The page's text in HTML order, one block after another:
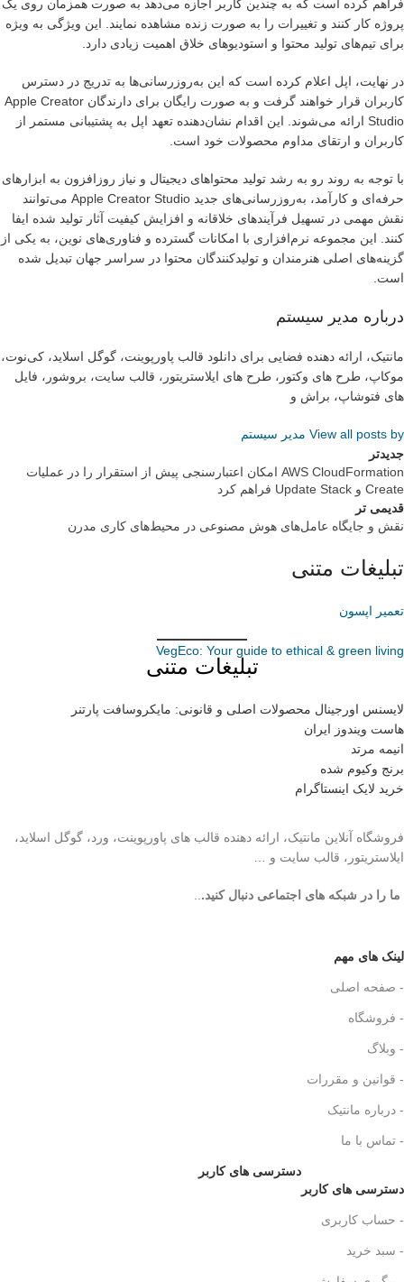
فراهم کرده است که به چندین کاربر اجازه می‌دهد به صورت همزمان روی یک
پروژه کار کنند و تغییرات را به صورت زنده مشاهده نمایند. این ویژگی به ویژه
برای تیم‌های تولید محتوا و استودیوهای خلاق اهمیت زیادی دارد.
در نهایت، اپل اعلام کرده است که این به‌روزرسانی‌ها به تدریج در دسترس
کاربران قرار خواهند گرفت و به صورت رایگان برای دارندگان Apple Creator
Studio ارائه می‌شوند. این اقدام نشان‌دهنده تعهد اپل به پشتیبانی مستمر از
کاربران و ارتقای مداوم محصولات خود است.
با توجه به روند رو به رشد تولید محتواهای دیجیتال و نیاز روزافزون به ابزارهای
حرفه‌ای و کارآمد، به‌روزرسانی‌های جدید Apple Creator Studio می‌توانند
نقش مهمی در تسهیل فرآیندهای خلاقانه و افزایش کیفیت آثار تولید شده ایفا
کنند. این مجموعه نرم‌افزاری با امکانات گسترده و فناوری‌های نوین، به یکی از
گزینه‌های اصلی هنرمندان و تولیدکنندگان محتوا در سراسر جهان تبدیل شده
است.
درباره مدیر سیستم
مانتیک، ارائه دهنده فضایی برای دانلود قالب پاورپوینت، گوگل اسلاید، کی‌نوت،
موکاپ، طرح های وکتور، طرح های ایلاستریتور، قالب سایت، بروشور، فایل
های فتوشاپ، براش و
View all posts by مدیر سیستم
جدیدتر
AWS CloudFormation امکان اعتبارسنجی پیش از استقرار را در عملیات
Create و Update Stack فراهم کرد
قدیمی تر
نقش و جایگاه عامل‌های هوش مصنوعی در محیط‌های کاری مدرن
تبلیغات متنی
تعمیر اپسون
VegEco: Your guide to ethical & green living
تبلیغات متنی
لایسنس اورجینال محصولات اصلی و قانونی: مایکروسافت پارتنر
هاست ویندوز ایران
انیمه مرتد
برنج وکیوم شده
خرید لایک اینستاگرام
فروشگاه آنلاین مانتیک، ارائه دهنده قالب های پاورپوینت، ورد، گوگل اسلاید،
ایلاستریتور، قالب سایت و …
ما را در شبکه های اجتماعی دنبال کنید.
لینک های مهم
- صفحه اصلی
- فروشگاه
- وبلاگ
- قوانین و مقررات
- درباره مانتیک
- تماس با ما
دسترسی های کاربر
دسترسی های کاربر
- حساب کاربری
- سبد خرید